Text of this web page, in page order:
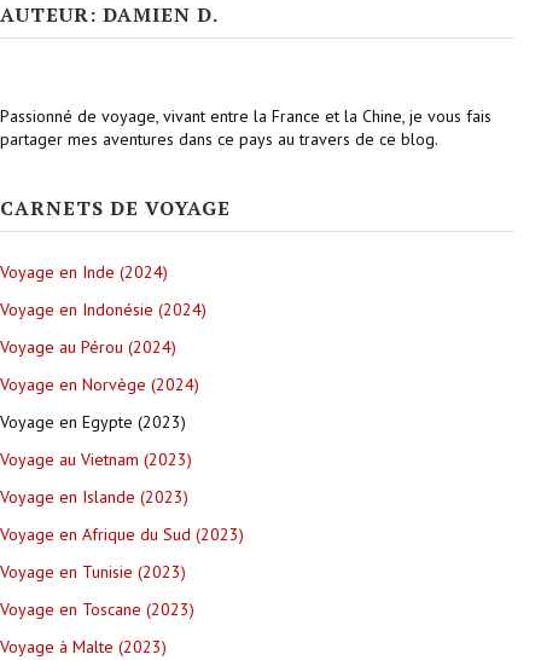
AUTEUR: DAMIEN D.
Passionné de voyage, vivant entre la France et la Chine, je vous fais
partager mes aventures dans ce pays au travers de ce blog.
CARNETS DE VOYAGE
Voyage en Inde (2024)
Voyage en Indonésie (2024)
Voyage au Pérou (2024)
Voyage en Norvège (2024)
Voyage en Egypte (2023)
Voyage au Vietnam (2023)
Voyage en Islande (2023)
Voyage en Afrique du Sud (2023)
Voyage en Tunisie (2023)
Voyage en Toscane (2023)
Voyage à Malte (2023)